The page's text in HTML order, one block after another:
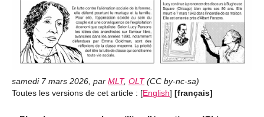
samedi 7 mars 2026, par MLT, OLT (CC by-nc-sa)
Toutes les versions de cet article : [English] [français]